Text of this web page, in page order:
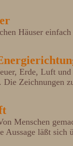
Häuser
Erde, Luft
Die Zeichnungen
Menschen
Aussage läßt